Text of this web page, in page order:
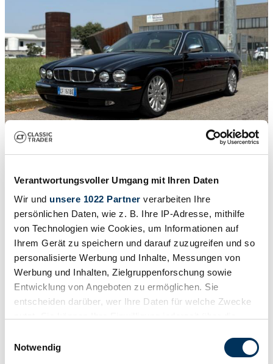
Verantwortungsvoller Umgang mit Ihren Daten
Wir und unsere 1022 Partner verarbeiten Ihre
persönlichen Daten, wie z. B. Ihre IP-Adresse, mithilfe
von Technologien wie Cookies, um Informationen auf
Ihrem Gerät zu speichern und darauf zuzugreifen und so
personalisierte Werbung und Inhalte, Messungen von
Werbung und Inhalten, Zielgruppenforschung sowie
Entwicklung von Angeboten zu ermöglichen. Sie
entscheiden darüber, wer Ihre Daten für welche Zwecke
Trigger Symbol ändern oder widerrufen
Notwendig
2003 | Jaguar XJ 8 4.2
€ 12.900